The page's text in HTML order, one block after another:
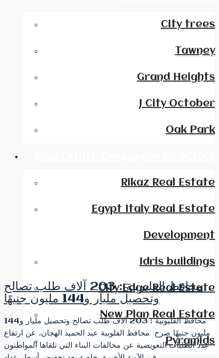
City trees
Tawney
Grand Heights
J City October
Oak Park
Rikaz Real Estate
Egypt Italy Real Estate
Development
Idris buildings
City Edge Real Estate
New Plan Real Estate
Pyramids
محافظ القليوبية : 203 آلاف طلب تصالح
وتحصيل مليار و144 مليون جنيهًا
محافظ القليوبية : 203 آلاف طلب تصالح وتحصيل مليار و144
مليون جنيهًا صرح محافظ القلوبية عبد الحميد الهجان، عن ارتفاع
عدد الطلبات التعويضية عن مخالفات البناء التي تلقاها المواطنون